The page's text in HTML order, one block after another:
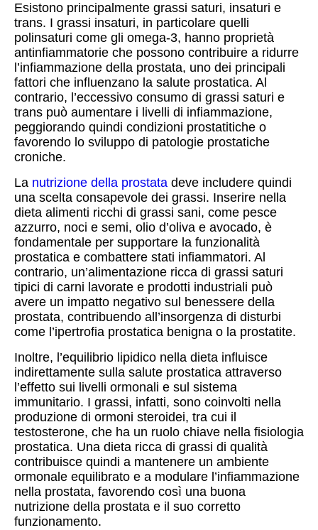
Esistono principalmente grassi saturi, insaturi e
trans. I grassi insaturi, in particolare quelli
polinsaturi come gli omega-3, hanno proprietà
antinfiammatorie che possono contribuire a ridurre
l’infiammazione della prostata, uno dei principali
fattori che influenzano la salute prostatica. Al
contrario, l’eccessivo consumo di grassi saturi e
trans può aumentare i livelli di infiammazione,
peggiorando quindi condizioni prostatitiche o
favorendo lo sviluppo di patologie prostatiche
croniche.
La nutrizione della prostata deve includere quindi
una scelta consapevole dei grassi. Inserire nella
dieta alimenti ricchi di grassi sani, come pesce
azzurro, noci e semi, olio d’oliva e avocado, è
fondamentale per supportare la funzionalità
prostatica e combattere stati infiammatori. Al
contrario, un’alimentazione ricca di grassi saturi
tipici di carni lavorate e prodotti industriali può
avere un impatto negativo sul benessere della
prostata, contribuendo all’insorgenza di disturbi
come l’ipertrofia prostatica benigna o la prostatite.
Inoltre, l’equilibrio lipidico nella dieta influisce
indirettamente sulla salute prostatica attraverso
l’effetto sui livelli ormonali e sul sistema
immunitario. I grassi, infatti, sono coinvolti nella
produzione di ormoni steroidei, tra cui il
testosterone, che ha un ruolo chiave nella fisiologia
prostatica. Una dieta ricca di grassi di qualità
contribuisce quindi a mantenere un ambiente
ormonale equilibrato e a modulare l’infiammazione
nella prostata, favorendo così una buona
nutrizione della prostata e il suo corretto
funzionamento.